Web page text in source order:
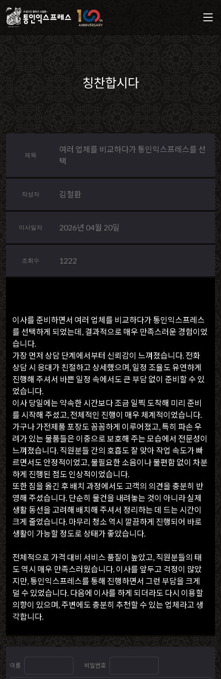
칭찬합시다
제목
여러 업체를 비교하다가 통인익스프레스를 선
택
작성자 김철환
이사일자 2026년 04월 20일
조회수 1222
이사를 준비하면서 여러 업체를 비교하다가 통인익스프레스
를 선택하게 되었는데, 결과적으로 매우 만족스러운 경험이었
습니다.
가장 먼저 상담 단계에서부터 신뢰감이 느껴졌습니다. 전화
상담 시 응대가 친절하고 상세했으며, 일정 조율도 유연하게
진행해 주셔서 바쁜 일정 속에서도 큰 부담 없이 준비할 수 있
었습니다.
이사 당일에는 약속한 시간보다 조금 일찍 도착해 미리 준비
를 시작해 주셨고, 전체적인 진행이 매우 체계적이었습니다.
가구나 가전제품 포장도 꼼꼼하게 이루어졌고, 특히 파손 우
려가 있는 물품들은 이중으로 보호해 주는 모습에서 전문성이
느껴졌습니다. 직원분들 간의 호흡도 잘 맞아 작업 속도가 빠
르면서도 안정적이었고, 불필요한 소음이나 불편함 없이 차분
하게 진행된 점도 인상적이었습니다.
또한 짐을 옮긴 후 배치 과정에서도 고객의 의견을 충분히 반
영해 주셨습니다. 단순히 물건을 내려놓는 것이 아니라 실제
생활 동선을 고려해 배치해 주셔서 정리하는 데 드는 시간이
크게 줄었습니다. 마무리 청소 역시 깔끔하게 진행되어 바로
생활이 가능할 정도로 상태가 좋았습니다.
전체적으로 가격 대비 서비스 품질이 높았고, 직원분들의 태
도 역시 매우 만족스러웠습니다. 이사를 앞두고 걱정이 많았
지만, 통인익스프레스를 통해 진행하면서 그런 부담을 크게
덜 수 있었습니다. 다음에 이사를 하게 되더라도 다시 이용할
의향이 있으며, 주변에도 충분히 추천할 수 있는 업체라고 생
각합니다.
이름 비밀번호